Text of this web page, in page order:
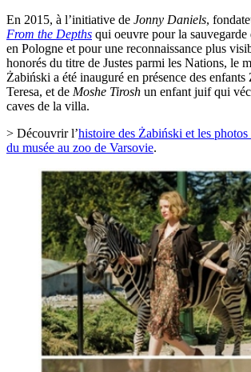
En 2015, à l’initiative de Jonny Daniels,
From the Depths qui oeuvre pour la
en Pologne et pour une reconnaissance plus
honorés du titre de Justes parmi les Nations, le
Żabiński a été inauguré en présence des
Teresa, et de Moshe Tirosh un enfant juif qui
caves de la villa.
> Découvrir l’histoire des Żabiński et les photos
du musée au zoo de Varsovie.